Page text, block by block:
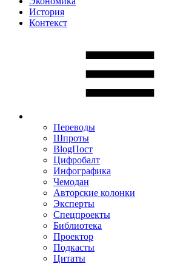
История
Контекст
Переводы
Шпроты
BlogПост
Цифробалт
Инфографика
Чемодан
Авторские колонки
Эксперты
Спецпроекты
Библиотека
Проектор
Подкасты
Цитаты